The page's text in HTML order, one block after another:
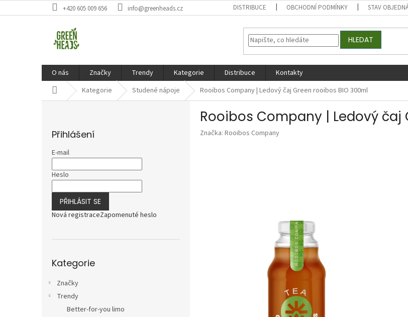
na
+420 605 009 656 info@greenheads.cz DISTRIBUCE OBCHODNÍ PODMÍNKY STAV
HLEDAT
O nás Značky Trendy Kategorie Distribuce
Kontakty
Domů Kategorie Studené nápoje Rooibos Company | Ledový čaj Green rooibos BIO 300ml
Přihlášení
E-mail
Heslo
PŘIHLÁSIT SE
Nová registraceZapomenuté heslo
kategorie
Kategorie
Značky
Trendy
Better-for-you limo
Rooibos Company | Ledový čaj
Značka: Rooibos Company